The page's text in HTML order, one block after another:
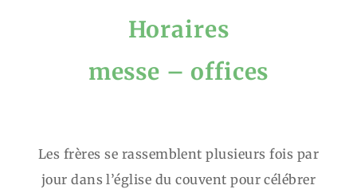
Horaires
messe – offices
Les frères se rassemblent plusieurs fois par
jour dans l’église du couvent pour célébrer